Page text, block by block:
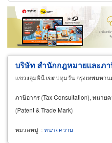
บริษัท สำนักกฎหมายและภา
แขวงลุมพินี เขตปทุมวัน กรุงเทพมหาน
ภาษีอากร (Tax Consultation), ทนาย
(Patent & Trade Mark)
หมวดหมู่ :ทนายความ